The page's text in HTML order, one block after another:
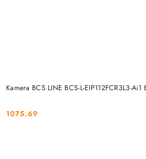
Kamera BCS LINE BCS-L-EIP112FCR3L3-Ai1
Cena:
1075.69